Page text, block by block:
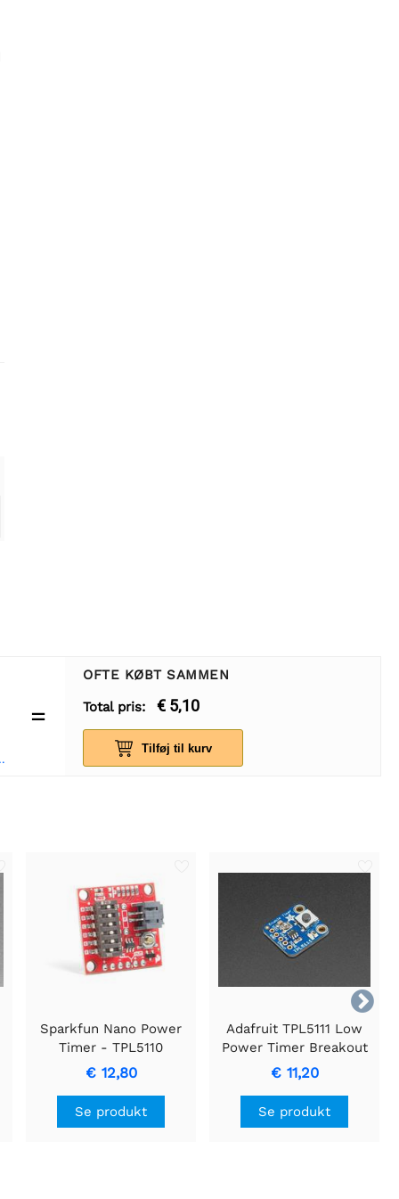
- 25 stk
=
OFTE KØBT SAMMEN
Total pris:
€ 5,10
Tilføj til kurv

Sparkfun Nano Power
Timer - TPL5110
€ 12,80
Se produkt
Adafruit TPL5111 Low
Power Timer Breakout
€ 11,20
Se produkt